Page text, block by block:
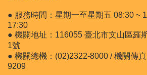
● 服務時間：星期一至星期五 08:30 ~
17:30
● 機關地址：116055 臺北市文山區羅
1號
● 機關總機：(02)2322-8000 / 機關傳
9209